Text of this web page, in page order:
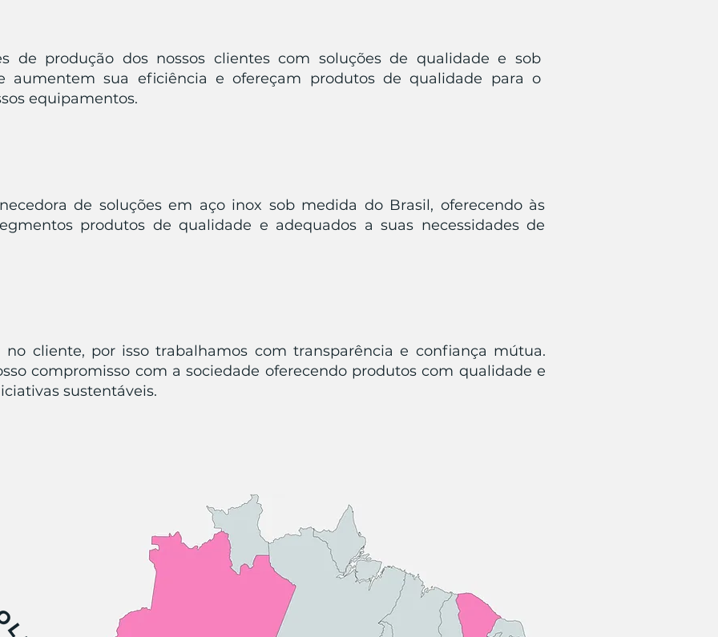
de produção dos nossos clientes com soluções de qualidade e sob
aumentem sua eficiência e ofereçam produtos de qualidade para o
equipamentos.
de soluções em aço inox sob medida do Brasil, oferecendo às
produtos de qualidade e adequados a suas necessidades de
no cliente, por isso trabalhamos com transparência e confiança mútua.
compromisso com a sociedade oferecendo produtos com qualidade e
sustentáveis.